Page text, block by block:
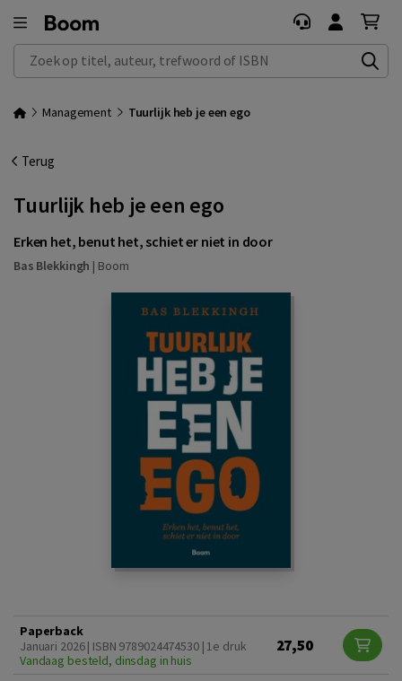
Zoek op titel, auteur, trefwoord of ISBN
Management Tuurlijk heb je een ego
Terug
Tuurlijk heb je een ego
Erken het, benut het, schiet er niet in door
Bas Blekkingh | Boom
Paperback
Januari 2026 | ISBN 9789024474530 | 1e druk
Vandaag besteld, dinsdag in huis
27,50